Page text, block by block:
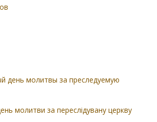
день молитвы за преследуемую
молитви за переслідувану церкву